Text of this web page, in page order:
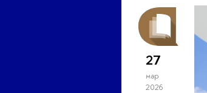
27
мар
2026